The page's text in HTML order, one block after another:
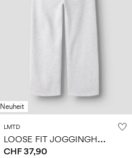
Neuheit
LMTD
L
OOSE FIT JOGGINGHOSE
CHF 37,90